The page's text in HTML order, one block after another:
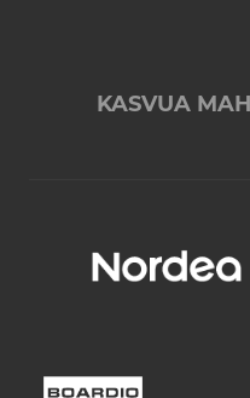
KASVUA